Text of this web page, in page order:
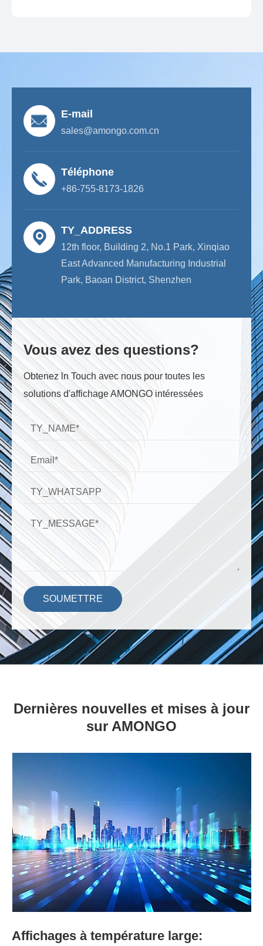
E-mail
sales@amongo.com.cn
Téléphone
+86-755-8173-1826
TY_ADDRESS
12th floor, Building 2, No.1 Park, Xinqiao
East Advanced Manufacturing Industrial
Park, Baoan District, Shenzhen
Vous avez des questions?
Obtenez ln Touch avec nous pour toutes les
solutions d'affichage AMONGO intéressées
SOUMETTRE
Dernières nouvelles et mises à jour
sur AMONGO
Affichages à température large: